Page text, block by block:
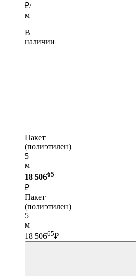
₽/
м
В
наличии
Пакет
(полиэтилен)
5
м —
18 50665
₽
Пакет
(полиэтилен)
5
м
18 50665₽